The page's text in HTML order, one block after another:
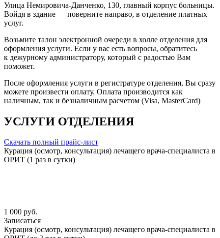
Улица Немировича-Данченко, 130, главный корпус больницы.
Войдя в здание — поверните направо, в отделение платных
услуг.
Возьмите талон электронной очереди в холле отделения для
оформления услуги. Если у вас есть вопросы, обратитесь
к дежурному администратору, который с радостью Вам
поможет.
После оформления услуги в регистратуре отделения, Вы сразу
можете произвести оплату. Оплата производится как
наличным, так и безналичным расчетом (Visa, MasterCard)
УСЛУГИ ОТДЕЛЕНИЯ
Скачать полный прайс-лист
Курация (осмотр, консультация) лечащего врача-специалиста в
ОРИТ (1 раз в сутки)
1 000 руб.
Записаться
Курация (осмотр, консультация) лечащего врача-специалиста в